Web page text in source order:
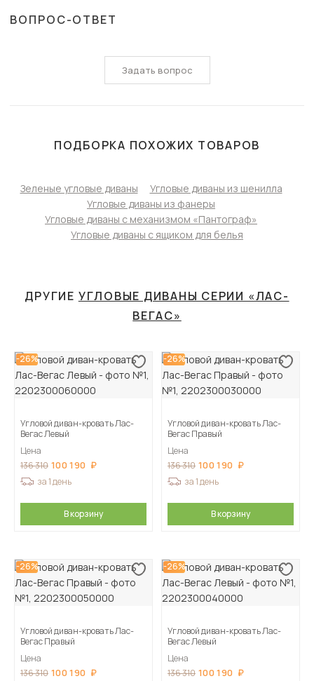
ВОПРОС-ОТВЕТ
Задать вопрос
ПОДБОРКА ПОХОЖИХ ТОВАРОВ
Зеленые угловые диваны
Угловые диваны из шенилла
Угловые диваны из фанеры
Угловые диваны с механизмом «Пантограф»
Угловые диваны с ящиком для белья
ДРУГИЕ УГЛОВЫЕ ДИВАНЫ СЕРИИ «ЛАС-
ВЕГАС»
-26%
Угловой диван-кровать Лас-
Вегас Левый
Цена
136 310 100 190
за 1 день
В корзину
-26%
Угловой диван-кровать Лас-
Вегас Правый
Цена
136 310 100 190
за 1 день
В корзину
-26%
Угловой диван-кровать Лас-
Вегас Правый
Цена
136 310 100 190
-26%
Угловой диван-кровать Лас-
Вегас Левый
Цена
136 310 100 190